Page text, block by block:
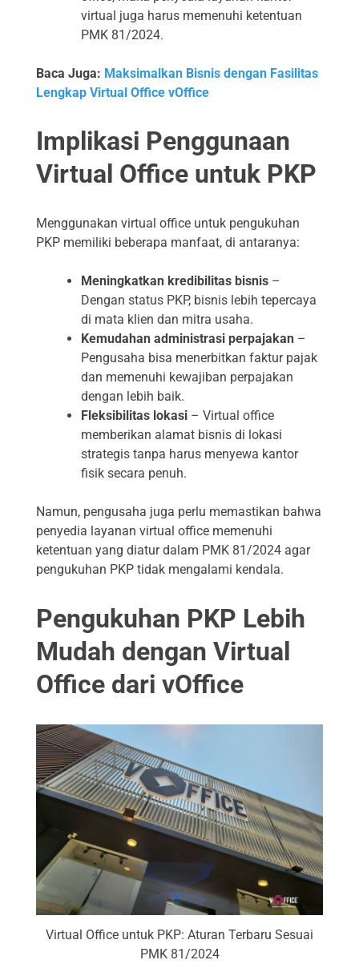
virtual juga harus memenuhi ketentuan
PMK 81/2024.
Baca Juga: Maksimalkan Bisnis dengan Fasilitas
Lengkap Virtual Office vOffice
Implikasi Penggunaan
Virtual Office untuk PKP
Menggunakan virtual office untuk pengukuhan
PKP memiliki beberapa manfaat, di antaranya:
Meningkatkan kredibilitas bisnis –
Dengan status PKP, bisnis lebih tepercaya
di mata klien dan mitra usaha.
Kemudahan administrasi perpajakan –
Pengusaha bisa menerbitkan faktur pajak
dan memenuhi kewajiban perpajakan
dengan lebih baik.
Fleksibilitas lokasi – Virtual office
memberikan alamat bisnis di lokasi
strategis tanpa harus menyewa kantor
fisik secara penuh.
Namun, pengusaha juga perlu memastikan bahwa
penyedia layanan virtual office memenuhi
ketentuan yang diatur dalam PMK 81/2024 agar
pengukuhan PKP tidak mengalami kendala.
Pengukuhan PKP Lebih
Mudah dengan Virtual
Office dari vOffice
Virtual Office untuk PKP: Aturan Terbaru Sesuai
PMK 81/2024